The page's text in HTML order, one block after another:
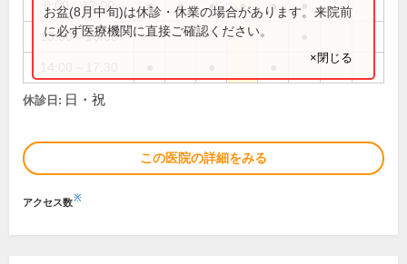
9:00～12:00 ● ● ● ● ●
13:00～16:00
お盆(8月中旬)は休診・休業の場合があります。来院前
に必ず医療機関に直接ご確認ください。
×閉じる
休診日: 日・祝
この医院の詳細をみる
アクセス数※